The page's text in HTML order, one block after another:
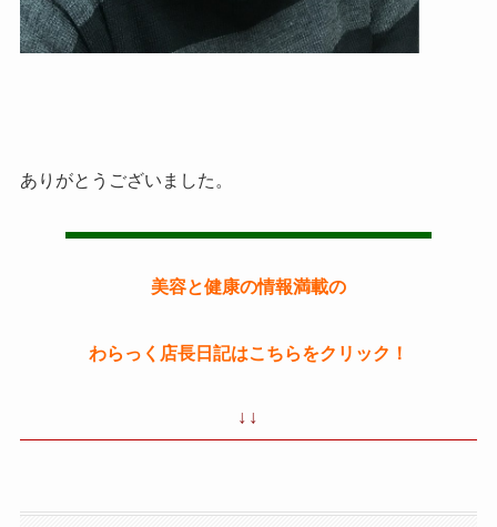
ありがとうございました。
美容と健康の情報満載の
わらっく店長日記はこちらをクリック！
↓↓